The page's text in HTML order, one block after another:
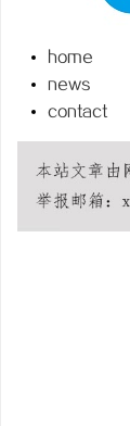
home
news
contact